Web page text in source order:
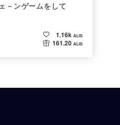
－ンゲームをして
1.16k ALIS
161.20 ALIS